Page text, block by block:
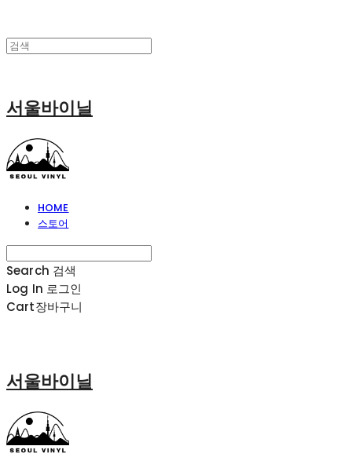
서울바이닐
HOME
스토어
Search 검색
Log In 로그인
Cart장바구니
서울바이닐